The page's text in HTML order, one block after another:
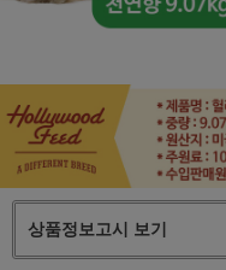
상품정보고시 보기